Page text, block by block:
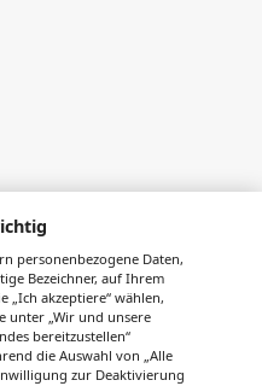
personenbezogene Daten,
Bezeichner, auf Ihrem
„Ich akzeptiere“ wählen,
unter „Wir und unsere
bereitzustellen“
die Auswahl von „Alle
zur Deaktivierung